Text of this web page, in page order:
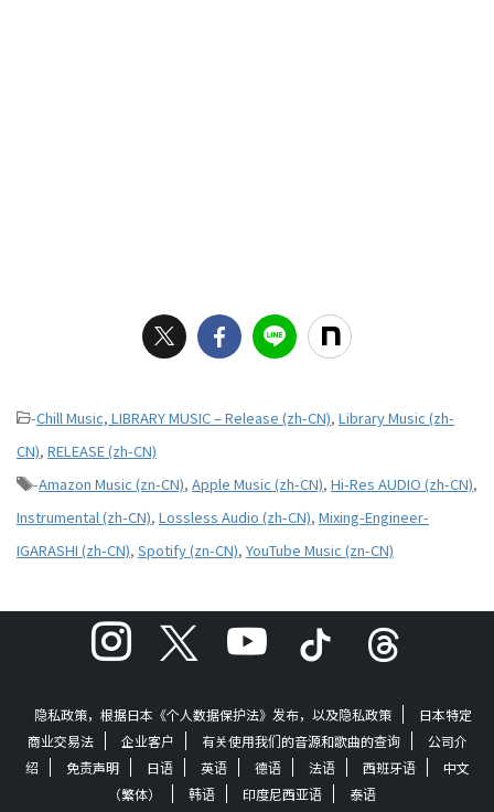
-Chill Music, LIBRARY MUSIC – Release (zh-CN), Library Music (zh-
CN), RELEASE (zh-CN)
-Amazon Music (zn-CN), Apple Music (zh-CN), Hi-Res AUDIO (zh-CN),
Instrumental (zh-CN), Lossless Audio (zh-CN), Mixing-Engineer-
IGARASHI (zh-CN), Spotify (zn-CN), YouTube Music (zn-CN)
隐私政策，根据日本《个人数据保护法》发布，以及隐私政策
日本特定
商业交易法
企业客户 有关使用我们的音源和歌曲的查询
公司介
绍
免责声明 日语 英语 德语 法语 西班牙语
中文
（繁体）
韩语 印度尼西亚语 泰语